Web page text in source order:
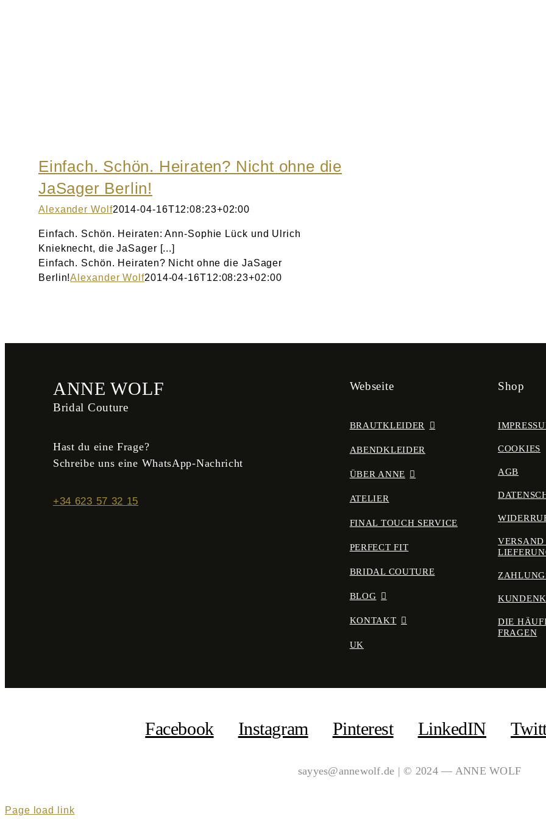
Einfach. Schön. Heiraten? Nicht ohne die
JaSager Berlin!
Alexander Wolf2014-04-16T12:08:23+02:00
Einfach. Schön. Heiraten: Ann-Sophie Lück und Ulrich
Knieknecht, die JaSager [...]
Einfach. Schön. Heiraten? Nicht ohne die JaSager
Berlin!Alexander Wolf2014-04-16T12:08:23+02:00
ANNE WOLF
Bridal Couture
Hast du eine Frage?
Schreibe uns eine WhatsApp-Nachricht
+34 623 57 32 15
Webseite
BRAUTKLEIDER
ABENDKLEIDER
ÜBER ANNE
ATELIER
FINAL TOUCH SERVICE
PERFECT FIT
BRIDAL COUTURE
BLOG
KONTAKT
UK
Shop
COOKIES
AGB
DIE
FRAGEN
Facebook Instagram Pinterest LinkedIN
sayyes@annewolf.de | © 2024 — ANNE WOLF
Page load link